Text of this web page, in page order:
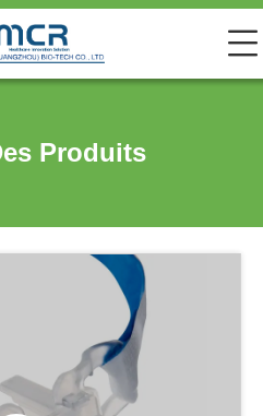
Produits